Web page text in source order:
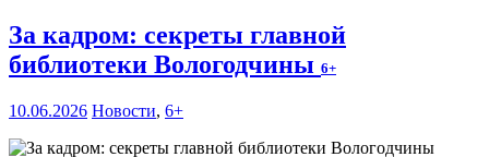
За кадром: секреты главной
библиотеки Вологодчины 6+
10.06.2026 Новости, 6+